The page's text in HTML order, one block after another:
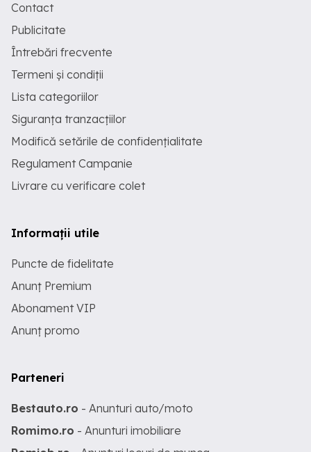
Contact
Publicitate
Întrebări frecvente
Termeni și condiții
Lista categoriilor
Siguranța tranzacțiilor
Modifică setările de confidențialitate
Regulament Campanie
Livrare cu verificare colet
Informații utile
Puncte de fidelitate
Anunț Premium
Abonament VIP
Anunț promo
Parteneri
Bestauto.ro - Anunturi auto/moto
Romimo.ro - Anunturi imobiliare